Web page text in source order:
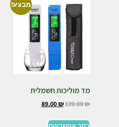
מבצע!
מד מוליכות חשמלית
139.00₪
89.00₪